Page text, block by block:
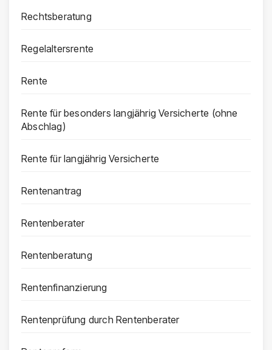
Rechtsberatung
Regelaltersrente
Rente
Rente für besonders langjährig Versicherte (ohne
Abschlag)
Rente für langjährig Versicherte
Rentenantrag
Rentenberater
Rentenberatung
Rentenfinanzierung
Rentenprüfung durch Rentenberater